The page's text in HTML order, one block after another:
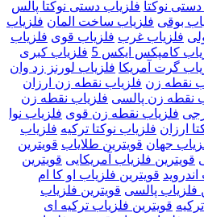
نوکتا فلزیاب دستی نوکتا پالس
بوقی فلزیاب ساخت المان فلزیاب
فلزیاب غرب فلزیاب قوی فلزیاب
کامپکس ایکس 5
فلزیاب کبری
گرت آمریکا فلزیاب لورنز زد وان
نقطه زن فلزیاب نقطه زن ارزان
نقطه زن پالسی فلزیاب نقطه زن
فلزیاب نقطه زن قوی فلزیاب نوا
ارزان فلزیاب نوکتا ترکیه فلزیاب
جهان قویترین طلایاب قویترین
قویترین فلزیاب آمریکایی قویترین
قویترین فلزیاب او کا ام
فلزیاب پالسی قویترین فلزیاب
قویترین فلزیاب ترکیه ای